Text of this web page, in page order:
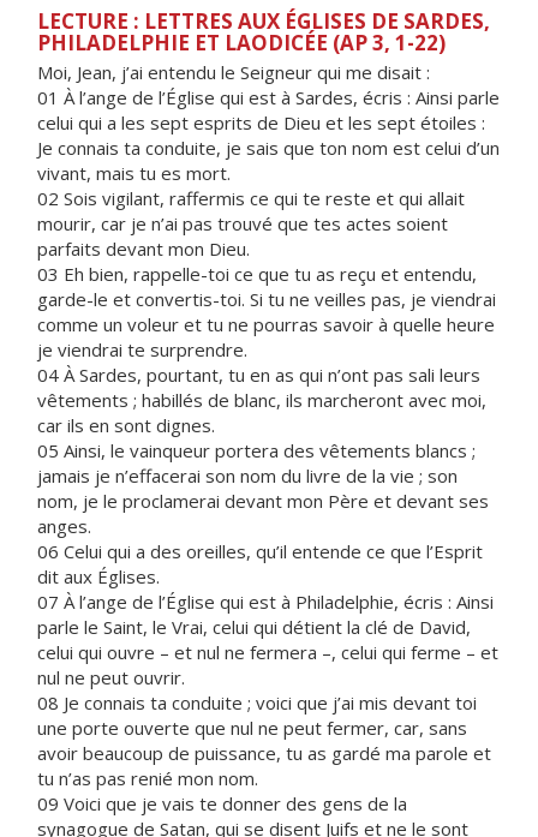
LECTURE : LETTRES AUX ÉGLISES DE SARDES,
PHILADELPHIE ET LAODICÉE (AP 3, 1-22)
Moi, Jean, j’ai entendu le Seigneur qui me disait :
01 À l’ange de l’Église qui est à Sardes, écris : Ainsi parle
celui qui a les sept esprits de Dieu et les sept étoiles :
Je connais ta conduite, je sais que ton nom est celui d’un
vivant, mais tu es mort.
02 Sois vigilant, raffermis ce qui te reste et qui allait
mourir, car je n’ai pas trouvé que tes actes soient
parfaits devant mon Dieu.
03 Eh bien, rappelle-toi ce que tu as reçu et entendu,
garde-le et convertis-toi. Si tu ne veilles pas, je viendrai
comme un voleur et tu ne pourras savoir à quelle heure
je viendrai te surprendre.
04 À Sardes, pourtant, tu en as qui n’ont pas sali leurs
vêtements ; habillés de blanc, ils marcheront avec moi,
car ils en sont dignes.
05 Ainsi, le vainqueur portera des vêtements blancs ;
jamais je n’effacerai son nom du livre de la vie ; son
nom, je le proclamerai devant mon Père et devant ses
anges.
06 Celui qui a des oreilles, qu’il entende ce que l’Esprit
dit aux Églises.
07 À l’ange de l’Église qui est à Philadelphie, écris : Ainsi
parle le Saint, le Vrai, celui qui détient la clé de David,
celui qui ouvre – et nul ne fermera –, celui qui ferme – et
nul ne peut ouvrir.
08 Je connais ta conduite ; voici que j’ai mis devant toi
une porte ouverte que nul ne peut fermer, car, sans
avoir beaucoup de puissance, tu as gardé ma parole et
tu n’as pas renié mon nom.
09 Voici que je vais te donner des gens de la
synagogue de Satan, qui se disent Juifs et ne le sont